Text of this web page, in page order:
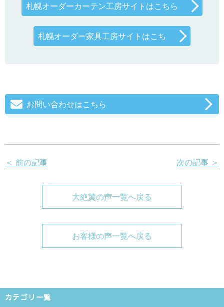
札幌オーダーカーテン工房サイトはこちら
札幌オーダー家具工房サイトはこち
お問い合わせはこちら
＜ 前の記事 次の記事 ＞
大絶賛の声一覧へ戻る
お客様の声一覧へ戻る
カテゴリ一覧